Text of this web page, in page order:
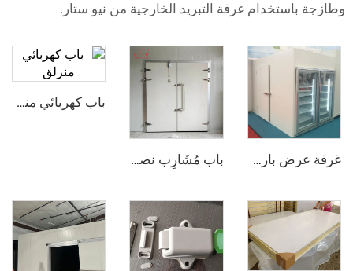
غرفة التبريد الخارجية من نيو ستار.
غرفة عرض باردة مع باب زجاجي باب مُشَارِب نصف مدفون
باب كهربائي منزلق